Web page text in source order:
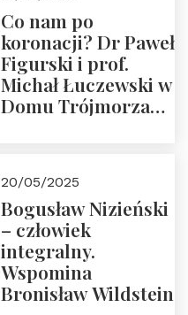
zapisów.
Co nam po
koronacji? Dr Paweł
Figurski i prof.
Michał Łuczewski w
Domu Trójmorza
20/05/2025
Bogusław Nizieński
– człowiek
integralny.
Wspomina
Bronisław Wildstein